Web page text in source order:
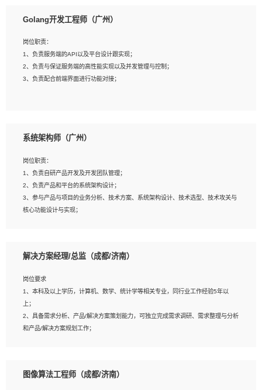
2、熟悉PostgreSQL、redis、MongoDB、ElasticSearch等开源数据库运维管理，
4、熟悉Hadoop、HBASE、Spark等大数据平台优先。
5、熟悉linux或任意一种unix操作系统，如有较强操作系统侧工作经验者优先。
6、具备丰富的项目实施经验，较强的自我学习能力。
Golang开发工程师（广州）
岗位职责：
1、负责服务端的API以及平台设计跟实现；
2、负责与保证服务端的高性能实现以及并发管理与控制；
3、负责配合前端界面进行功能对接；
2、1年以上Golang开发工作经验，能独立完成相应项目开发；
与实现，熟悉常用开源框架及设计模式；
4、熟悉Golang、连接池、消息队列等组件使用、熟悉后端开发、测试、调试流程
跟工具使用；
5、对技术有激情，喜欢钻研，能快速接受和掌握新技术，学习能力和工作责任心
强，良好的沟通表达能力和团队协作能力。
系统架构师（广州）
岗位职责：
1、负责自研产品开发及开发团队管理；
2、负责产品和平台的系统架构设计；
3、参与产品与项目的业务分析、技术方案、系统架构设计、技术选型、技术攻关与
核心功能设计与实现；
岗位要求：
1、全日制统招本科及以上学历，计算机相关专业毕业，5年以上开发工作经验；
2、具有扎实的java编程功底和良好的编码习惯，有分布式、多线程及高并发系统开
发经验和性能调优经验尤佳；熟悉JVM调优；掌握基础中间件、基础架构方案和云
平台、云产品功能特性，熟练使用相关平台的功能和了解其背后实现机制；
研发管理流程建设经验；
解决方案经理/总监（成都/济南）
岗位要求
1、本科及以上学历，计算机、数学、统计学等相关专业，同行业工作经验5年以
上；
2、具备需求分析、产品/解决方案策划能力，可独立完成需求调研、需求整理与分析
和产品/解决方案规划工作；
相关的解决方案，包括视频分析、图像识别、NLP、OCR、机器学习等；
图像算法工程师（成都/济南）